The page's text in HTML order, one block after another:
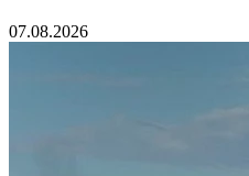
07.08.2026